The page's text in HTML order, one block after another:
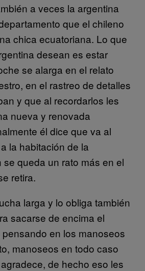
a veces la argentina
que el chileno
chica ecuatoriana. Lo que
desean es estar
se alarga en el relato
en el rastreo de detalles
y que al recordarlos les
nueva y renovada
él dice que va al
la habitación de la
se queda un rato más en el
retira.
larga y lo obliga también
sacarse de encima el
en los manoseos
manoseos en todo caso
de hecho eso les